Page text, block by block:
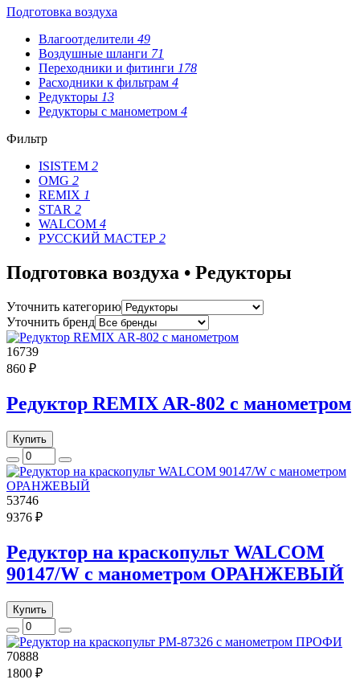
Подготовка воздуха
Влагоотделители 49
Воздушные шланги 71
Переходники и фитинги 178
Расходники к фильтрам 4
Редукторы 13
Редукторы с манометром 4
Фильтр
ISISTEM 2
OMG 2
REMIX 1
STAR 2
WALCOM 4
РУССКИЙ МАСТЕР 2
Подготовка воздуха • Редукторы
Уточнить категорию
Уточнить бренд
16739
860 ₽
Редуктор REMIX AR-802 с манометром
Купить
53746
9376 ₽
Редуктор на краскопульт WALCOM
90147/W с манометром ОРАНЖЕВЫЙ
Купить
70888
1800 ₽